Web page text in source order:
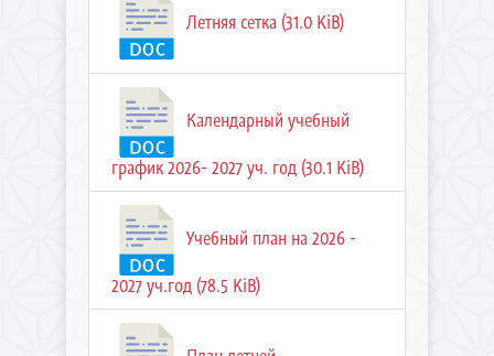
Летняя сетка (31.0 KiB)
Календарный учебный
график 2026- 2027 уч. год (30.1 KiB)
Учебный план на 2026 -
2027 уч.год (78.5 KiB)